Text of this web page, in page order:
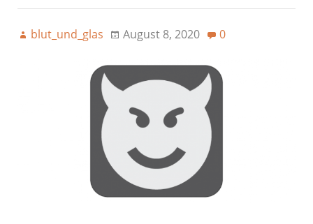
blut_und_glas August 8, 2020 0